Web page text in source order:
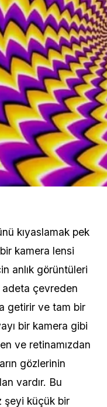
kıyaslamak pek
kamera lensi
anlık görüntüleri
çevreden
getirir ve tam bir
bir kamera gibi
ve retinamızdan
gözlerinin
vardır. Bu
şeyi küçük bir